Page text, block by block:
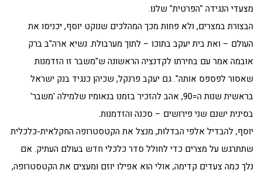
מצעדי הנגידה "הפרטית" שלנו.
הבצורת במצרים, ולא פחות מכך המהלכים שנוקט יוסף, יכניסו את
העולם – ואת בית יעקב בתוכו – לתוך מערבולת. נשיא ארה"ב ברק
אובמה אמר עם בחירתו לקדנציה הראשונה ש"משבר זו הזדמנות
שאסור לפספס אותה". גם יעקב פרנקל, שכיהן כנגיד בנק ישראל
בראשית שנות ה=90, אהב להזכיר בזמנו בנאומיו שלמילה 'משבר'
בסינית ישנם שני פירושים – סכנה והזדמנות.
יוסף, להבדיל אלפי הבדלות, מנצל את הקטסטרופה החקלאית-כלכלית
שתתרגש על מצרים כדי לחולל סדר כלכלי חדש בעולם העתיק. אם
נלך כמה צעדים קדימה, אולי הוא אפילו יוזם ומעצים את הקטסטרופה,